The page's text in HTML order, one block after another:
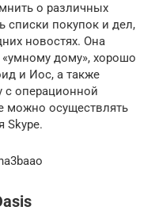
о различных
списки покупок и дел,
новостях. Она
дому», хорошо
и Иос, а также
с операционной
можно осуществлять
Skype.